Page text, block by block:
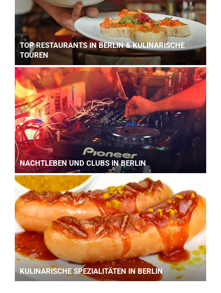
TOP RESTAURANTS IN BERLIN & KULINARISCHE
TOUREN
NACHTLEBEN UND CLUBS IN BERLIN
KULINARISCHE SPEZIALITÄTEN IN BERLIN